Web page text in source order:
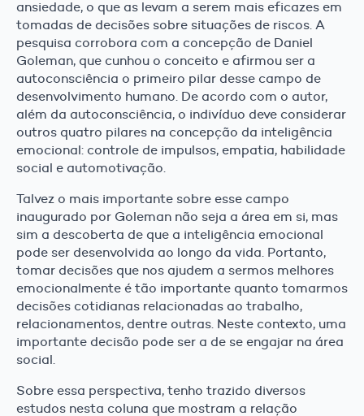
ansiedade, o que as levam a serem mais eficazes em
tomadas de decisões sobre situações de riscos. A
pesquisa corrobora com a concepção de Daniel
Goleman, que cunhou o conceito e afirmou ser a
autoconsciência o primeiro pilar desse campo de
desenvolvimento humano. De acordo com o autor,
além da autoconsciência, o indivíduo deve considerar
outros quatro pilares na concepção da inteligência
emocional: controle de impulsos, empatia, habilidade
social e automotivação.
Talvez o mais importante sobre esse campo
inaugurado por Goleman não seja a área em si, mas
sim a descoberta de que a inteligência emocional
pode ser desenvolvida ao longo da vida. Portanto,
tomar decisões que nos ajudem a sermos melhores
emocionalmente é tão importante quanto tomarmos
decisões cotidianas relacionadas ao trabalho,
relacionamentos, dentre outras. Neste contexto, uma
importante decisão pode ser a de se engajar na área
social.
Sobre essa perspectiva, tenho trazido diversos
estudos nesta coluna que mostram a relação